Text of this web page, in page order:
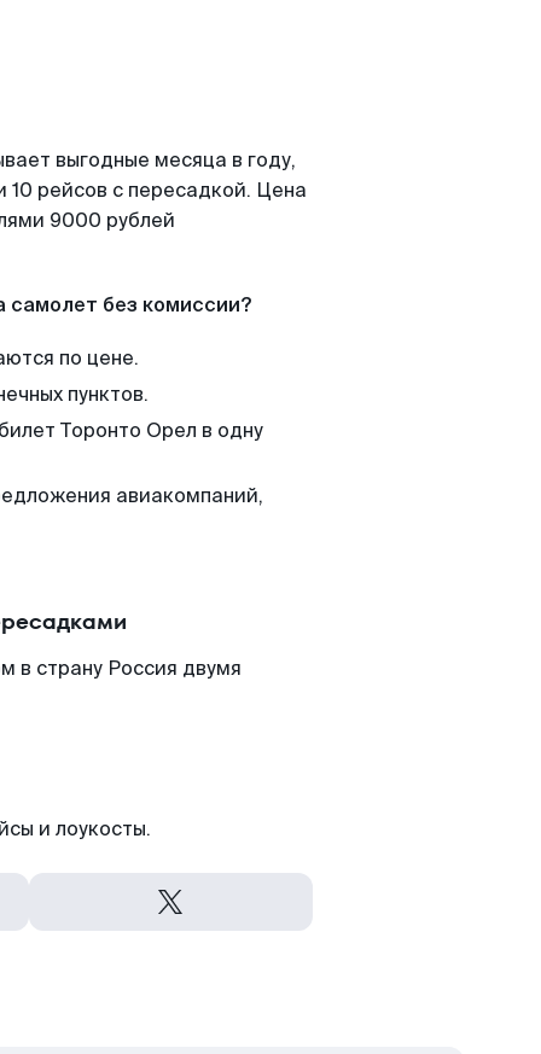
выгодные месяца в году,
рейсов с пересадкой. Цена
9000 рублей
самолет без комиссии?
по цене.
пунктов.
Торонто Орел в одну
авиакомпаний,
в страну Россия двумя
и лоукосты.